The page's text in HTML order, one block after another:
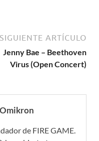
SIGUIENTE ARTÍCULO
Jenny Bae – Beethoven
Virus (Open Concert)
de FIRE GAME.